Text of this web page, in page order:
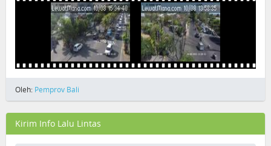
Oleh: Pemprov Bali
Kirim Info Lalu Lintas